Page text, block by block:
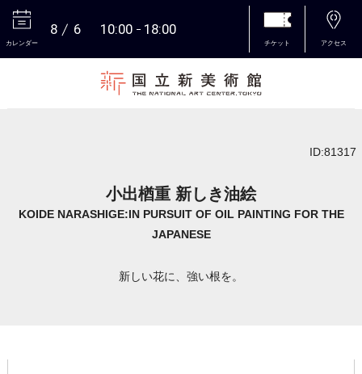
カレンダー
8 6 10:00 18:00
チケット アクセス
ID:81317
小出楢重 新しき油絵
KOIDE NARASHIGE:IN PURSUIT OF OIL PAINTING FOR THE
JAPANESE
新しい花に、強い根を。